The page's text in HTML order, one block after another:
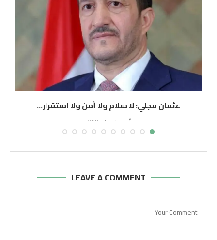
عثمان مجلي: لا سلام ولا أمن ولا استقرار...
أغسطس 7, 2026
LEAVE A COMMENT